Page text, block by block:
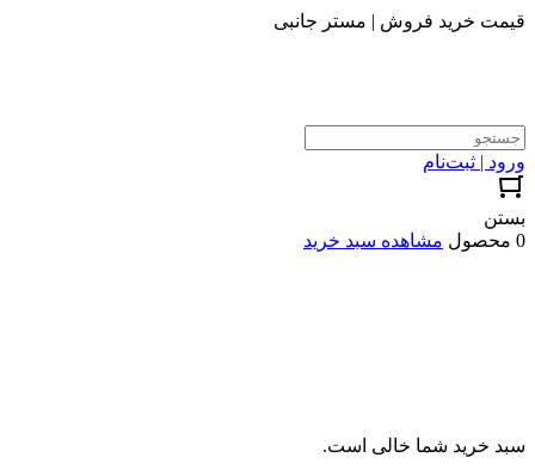
قیمت خرید فروش | مستر جانبی
ورود | ثبت‌نام
بستن
0 محصول
مشاهده سبد خرید
سبد خرید شما خالی است.